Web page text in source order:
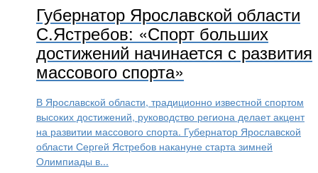
Губернатор Ярославской области
С.Ястребов: «Спорт больших
достижений начинается с развития
массового спорта»
В Ярославской области, традиционно известной спортом
высоких достижений, руководство региона делает акцент
на развитии массового спорта. Губернатор Ярославской
области Сергей Ястребов накануне старта зимней
Олимпиады в...